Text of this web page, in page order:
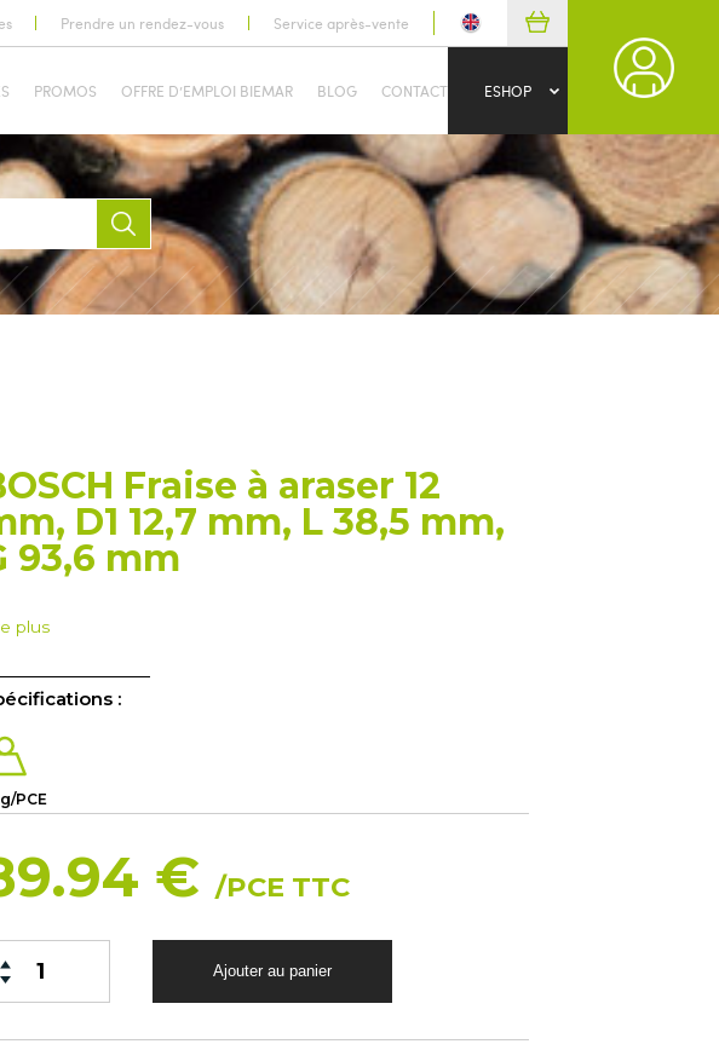
Prendre un rendez-vous Service après-vente
PROMOS OFFRE D’EMPLOI BIEMAR BLOG CONTACT ESHOP
Fraise à araser 12
D1 12,7 mm, L 38,5 mm,
93,6 mm
plus
:
PCE
€ /PCE TTC